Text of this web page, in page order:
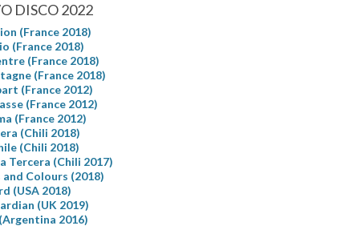
DISCO 2022
(France 2018)
(France 2018)
(France 2018)
(France 2018)
(France 2012)
(France 2012)
(France 2012)
(Chili 2018)
(Chili 2018)
Tercera (Chili 2017)
and Colours (2018)
(USA 2018)
(UK 2019)
2016)